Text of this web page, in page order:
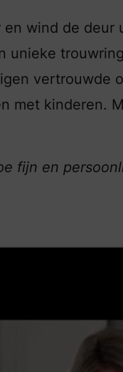
wind de deur
unieke
vertrouwde
met kinderen.
fijn en